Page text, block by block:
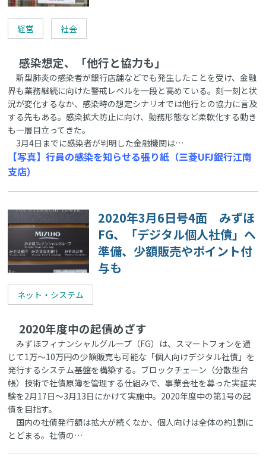
経営 社会
感染想定、「他行と協力も」
新型肺炎の感染者が銀行店舗などでも発生したことを受け、金融
界も業務継続に向けた警戒レベルを一段と高めている。刻一刻と状
況が変化するなか、感染時の想定シナリオでは他行との協力に言及
する先もある。感染拡大防止に向け、勤務形態など柔軟化する動き
も一層目立ってきた。
3月4日までに感染者が判明した金融機関は…
【写真】行員の感染を知らせる張り紙（三菱UFJ銀行江南
支店）
2020年3月6日号4面 みずほ
FG、「デジタル個人社債」へ
準備、少額販売やポイント付
与も
ネット・システム
2020年度中の起債めざす
みずほフィナンシャルグループ（FG）は、スマートフォンを通
じて1万～10万円の少額販売も可能な「個人向けデジタル社債」を
発行するシステム基盤を構築する。ブロックチェーン（分散型台
帳）技術で社債原簿を管理する仕組みで、事業会社を募った実証実
験を2月17日～3月13日にかけて実施中。2020年度中の第1号の起
債を目指す。
国内の社債発行額は拡大が続くなか、個人向けは全体の約1割に
とどまる。社債の…